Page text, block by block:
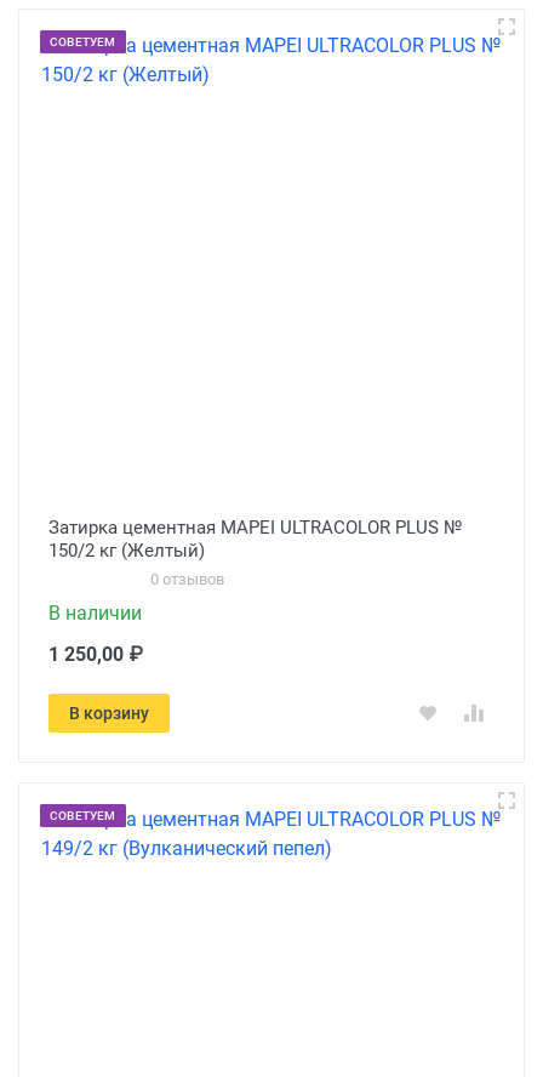
СОВЕТУЕМ
Затирка цементная MAPEI ULTRACOLOR PLUS №
150/2 кг (Желтый)
0 отзывов
В наличии
1 250,00 ₽
В корзину
СОВЕТУЕМ